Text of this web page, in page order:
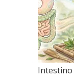
Intestino